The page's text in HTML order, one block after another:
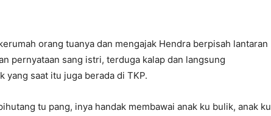
orang tuanya dan mengajak Hendra berpisah lantaran
pernyataan sang istri, terduga kalap dan langsung
yang saat itu juga berada di TKP.
tu pang, inya handak membawai anak ku bulik, anak ku